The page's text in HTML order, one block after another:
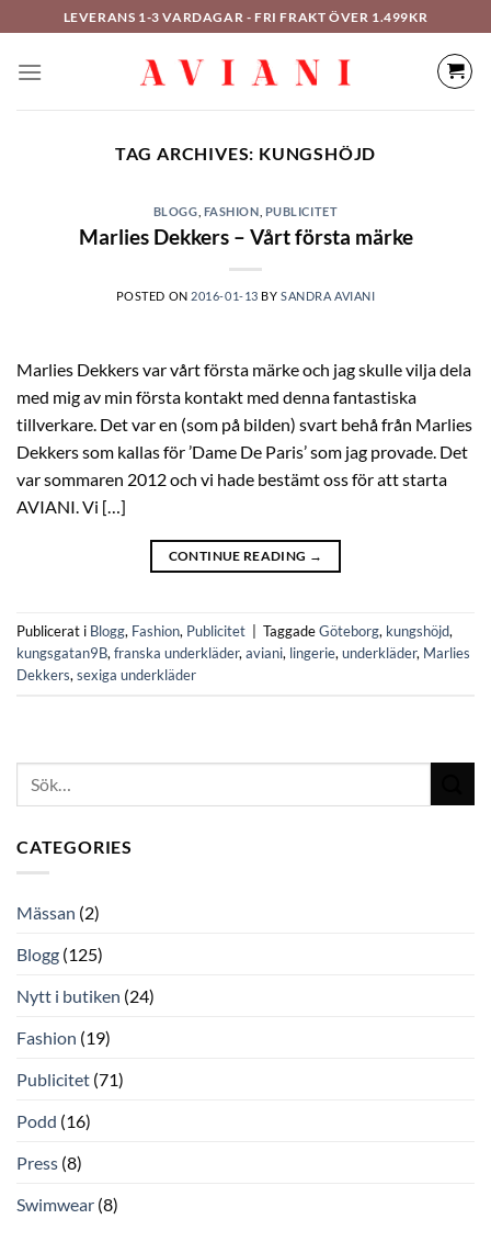
till
innehåll
LEVERANS 1-3 VARDAGAR - FRI FRAKT ÖVER 1.499KR
TAG ARCHIVES: KUNGSHÖJD
BLOGG FASHION PUBLICITET
Marlies Dekkers – Vårt första märke
POSTED ON 2016-01-13 BYSANDRA AVIANI
Marlies Dekkers var vårt första märke och jag skulle vilja dela
med mig av min första kontakt med denna fantastiska
tillverkare. Det var en (som på bilden) svart behå från Marlies
Dekkers som kallas för ’Dame De Paris’ som jag provade. Det
var sommaren 2012 och vi hade bestämt oss för att starta
AVIANI. Vi […]
CONTINUE READING →
Publicerat i Blogg, Fashion, Publicitet TaggadeGöteborg, kungshöjd,
kungsgatan9B, franska underkläder, aviani, lingerie, underkläder, Marlies
Dekkers, sexiga underkläder
CATEGORIES
Mässan (2)
Blogg (125)
Nytt i butiken (24)
Fashion (19)
Publicitet (71)
Podd (16)
Press (8)
Swimwear (8)